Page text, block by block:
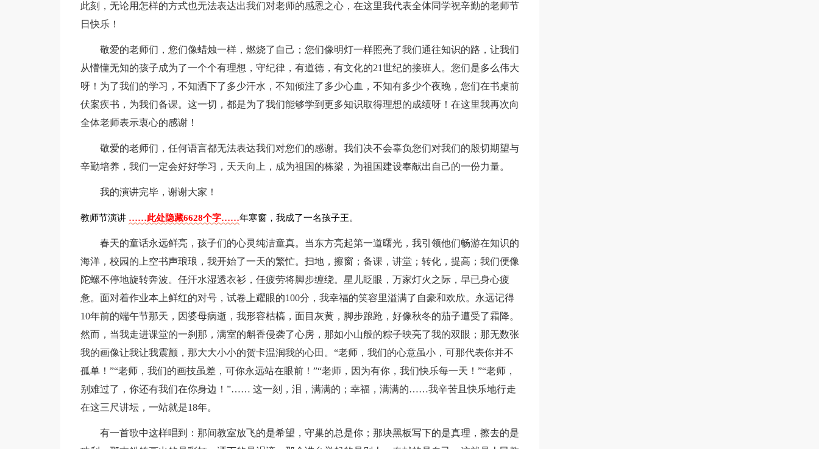
此刻，无论用怎样的方式也无法表达出我们对老师的感恩之心，在这里我代表全体同学祝辛勤的老师节
日快乐！
敬爱的老师们，您们像蜡烛一样，燃烧了自己；您们像明灯一样照亮了我们通往知识的路，让我们
从懵懂无知的孩子成为了一个个有理想，守纪律，有道德，有文化的21世纪的接班人。您们是多么伟大
呀！为了我们的学习，不知洒下了多少汗水，不知倾注了多少心血，不知有多少个夜晚，您们在书桌前
伏案疾书，为我们备课。这一切，都是为了我们能够学到更多知识取得理想的成绩呀！在这里我再次向
全体老师表示衷心的感谢！
敬爱的老师们，任何语言都无法表达我们对您们的感谢。我们决不会辜负您们对我们的殷切期望与
辛勤培养，我们一定会好好学习，天天向上，成为祖国的栋梁，为祖国建设奉献出自己的一份力量。
我的演讲完毕，谢谢大家！
教师节演讲 ……此处隐藏6628个字……年寒窗，我成了一名孩子王。
春天的童话永远鲜亮，孩子们的心灵纯洁童真。当东方亮起第一道曙光，我引领他们畅游在知识的
海洋，校园的上空书声琅琅，我开始了一天的繁忙。扫地，擦窗；备课，讲堂；转化，提高；我们便像
陀螺不停地旋转奔波。任汗水湿透衣衫，任疲劳将脚步缠绕。星儿眨眼，万家灯火之际，早已身心疲
惫。面对着作业本上鲜红的对号，试卷上耀眼的100分，我幸福的笑容里溢满了自豪和欢欣。永远记得
10年前的端午节那天，因婆母病逝，我形容枯槁，面目灰黄，脚步踉跄，好像秋冬的茄子遭受了霜降。
然而，当我走进课堂的一刹那，满室的斛香侵袭了心房，那如小山般的粽子映亮了我的双眼；那无数张
我的画像让我让我震颤，那大大小小的贺卡温润我的心田。“老师，我们的心意虽小，可那代表你并不
孤单！”“老师，我们的画技虽差，可你永远站在眼前！”“老师，因为有你，我们快乐每一天！”“老师，
别难过了，你还有我们在你身边！”…… 这一刻，泪，满满的；幸福，满满的……我辛苦且快乐地行走
在这三尺讲坛，一站就是18年。
有一首歌中这样唱到：那间教室放飞的是希望，守巢的总是你；那块黑板写下的是真理，擦去的是